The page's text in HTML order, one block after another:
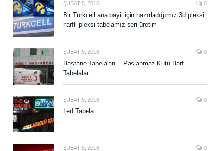
ŞUBAT 5, 2016 0
Bir Turkcell ana bayii için hazırladığımız 3d pleksi
harfli pleksi tabelamız seri üretim
ŞUBAT 5, 2016 0
Hastane Tabelaları – Paslanmaz Kutu Harf
Tabelalar
ŞUBAT 5, 2016 0
Led Tabela
ŞUBAT 5, 2016 0